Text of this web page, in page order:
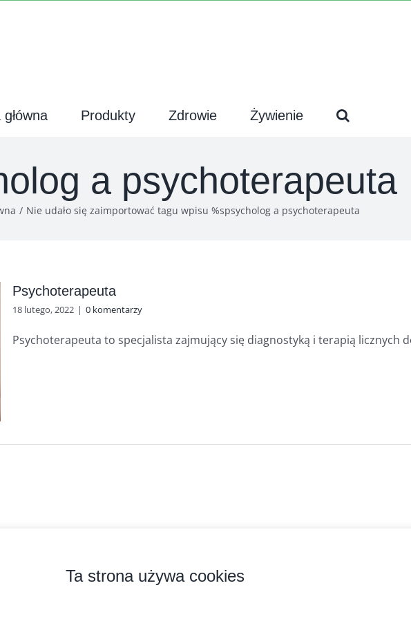
Produkty Zdrowie Żywienie
a psychoterapeuta
Nie udało się zaimportować tagu wpisu %spsycholog a psychoterapeuta
Psychoterapeuta
18 lutego, 2022 | 0 komentarzy
Psychoterapeuta to specjalista zajmujący się diagnostyką i terapią licznych
Ta strona używa cookies